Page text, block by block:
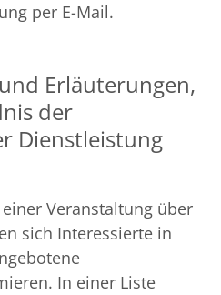
per E-Mail.
Erläuterungen,
der
Dienstleistung
Veranstaltung über
sich Interessierte in
In einer Liste